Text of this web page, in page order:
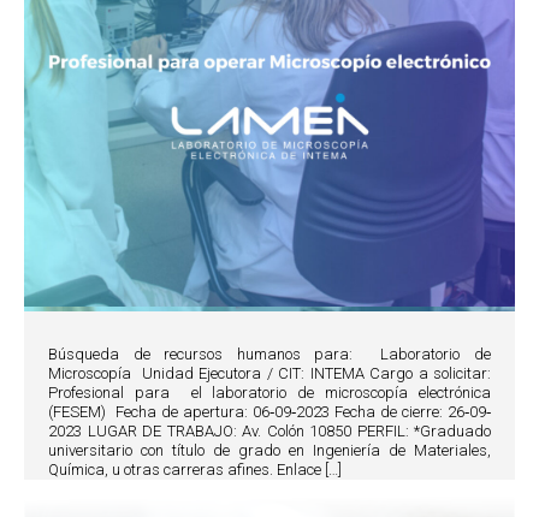
Búsqueda de recursos humanos para: Laboratorio de
Microscopía Unidad Ejecutora / CIT: INTEMA Cargo a solicitar:
Profesional para el laboratorio de microscopía electrónica
(FESEM) Fecha de apertura: 06‐09‐2023 Fecha de cierre: 26‐09‐
2023 LUGAR DE TRABAJO: Av. Colón 10850 PERFIL: *Graduado
universitario con título de grado en Ingeniería de Materiales,
Química, u otras carreras afines. Enlace […]